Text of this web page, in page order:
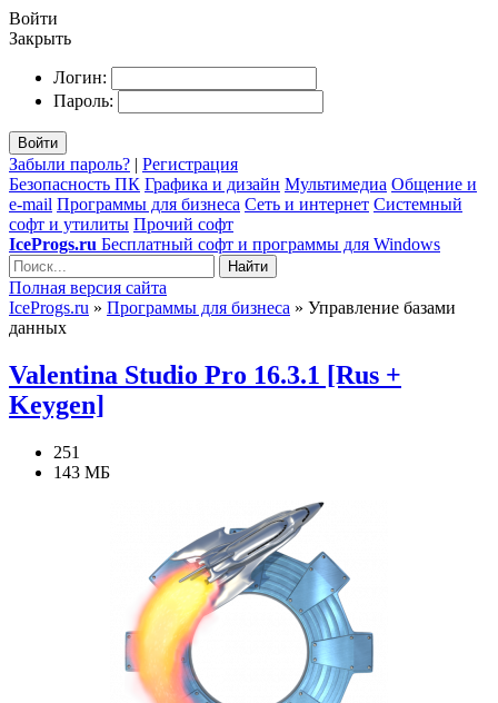
Войти
Закрыть
Логин:
Пароль:
Войти
Забыли пароль? | Регистрация
Безопасность ПК Графика и дизайн Мультимедиа Общение и
e-mail Программы для бизнеса Сеть и интернет Системный
софт и утилиты Прочий софт
IceProgs.ru Бесплатный софт и программы для Windows
Найти
Полная версия сайта
IceProgs.ru » Программы для бизнеса » Управление базами
данных
Valentina Studio Pro 16.3.1 [Rus +
Keygen]
251
143 МБ